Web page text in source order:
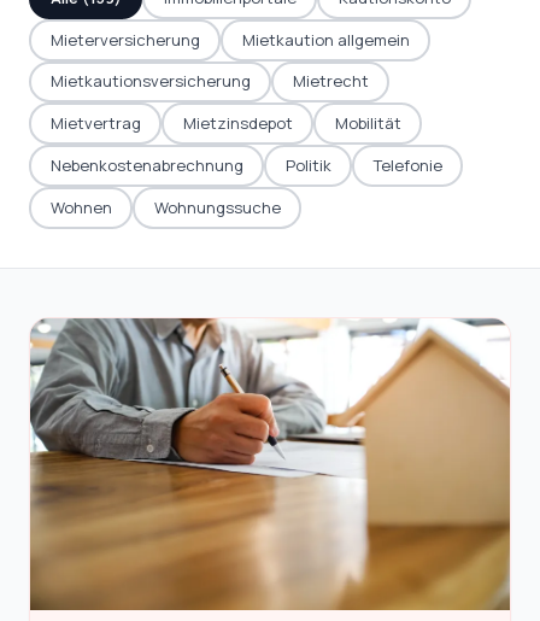
Mieterversicherung
Mietkaution allgemein
Mietkautionsversicherung
Mietrecht
Mietvertrag
Mietzinsdepot
Mobilität
Nebenkostenabrechnung
Politik
Telefonie
Wohnen
Wohnungssuche